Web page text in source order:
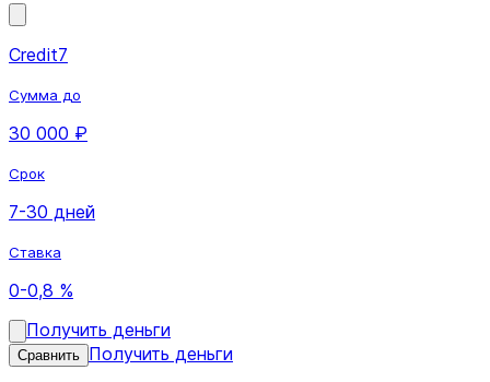
Credit7
Сумма до
30 000 ₽
Срок
7-30 дней
Ставка
0-0,8 %
Получить деньги
Сравнить Получить деньги